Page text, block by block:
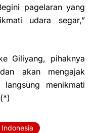
pagelaran yang
udara segar,”
Giliyang, pihaknya
akan mengajak
menikmati